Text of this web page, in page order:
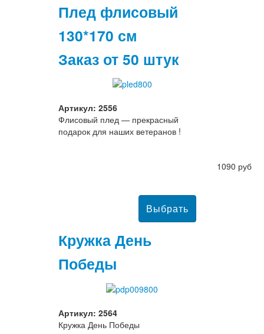
Плед флисовый
130*170 см
Заказ от 50 штук
Артикул: 2556
Флисовый плед — прекрасный
подарок для наших ветеранов !
1090 руб
Кружка День
Победы
Артикул: 2564
Кружка День Победы